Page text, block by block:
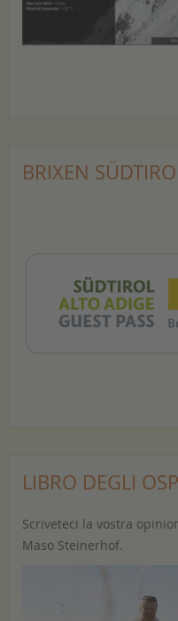
BRIXEN
LIBRO DEGLI
Scriveteci la vostra
Maso Steinerhof.